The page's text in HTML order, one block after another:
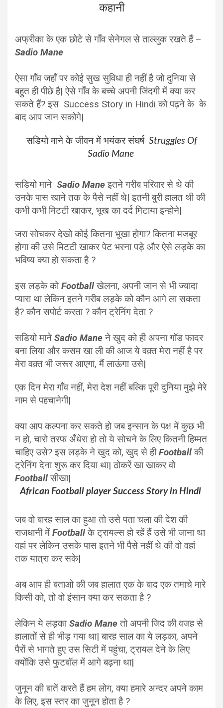
कहानी
अफ्रीका के एक छोटे से गाँव सेनेगल से ताल्लुक रखते हैं –
Sadio Mane
ऐसा गाँव जहाँ पर कोई सुख सुविधा ही नहीं है जो दुनिया से
बहुत ही पीछे है| ऐसे गाँव के बच्चे अपनी जिंदगी में क्या कर
सकते हैं?इस Success Story in Hindi को पढ़ने के के
बाद आप जान सकोगे|
सडियो माने के जीवन में भयंकर संघर्ष Struggles Of
Sadio Mane
सडियो माने Sadio Maneइतने गरीब परिवार से थे की
उनके पास खाने तक के पैसे नहीं थे| इतनी बुरी हालत थी की
कभी कभी मिटटी खाकर, भूख का दर्द मिटाया इन्होने|
जरा सोचकर देखो कोई कितना भूखा होगा? कितना मजबूर
होगा की उसे मिटटी खाकर पेट भरना पड़े और ऐसे लड़के का
भविष्य क्या हो सकता है ?
इस लड़के कोFootballखेलना, अपनी जान से भी ज्यादा
प्यारा था लेकिन इतने गरीब लड़के को कौन आगे ला सकता
है? कौन सपोर्ट करता ? कौन ट्रेनिंग देता ?
सडियो माने Sadio Maneने खुद को ही अपना गॉड फादर
बना लिया और कसम खा ली की आज ये वक़्त मेरा नहीं है पर
मेरा वक़्त भी जरूर आएगा, मैं लाऊंगा उसे|
एक दिन मेरा गाँव नहीं, मेरा देश नहीं बल्कि पूरी दुनिया मुझे मेरे
नाम से पहचानेगी|
क्या आप कल्पना कर सकते हो जब इन्सान के पक्ष में कुछ भी
न हो, चारो तरफ अँधेरा हो तो ये सोचने के लिए कितनी हिम्मत
चाहिए उसे?इस लड़के ने खुद को, खुद से हीFootballकी
ट्रेनिंग देना शुरू कर दिया था| ठोकरें खा खाकर वो
Footballसीखा|
African Football player Success Story in Hindi
जब वो बारह साल का हुआ तो उसे पता चला की देश की
राजधानी में Footballके ट्रायल्स हो रहें हैं उसे भी जाना था
वहां पर लेकिन उसके पास इतने भी पैसे नहीं थे की वो वहां
तक यात्रा कर सके|
अब आप ही बताओ की जब हालात एक के बाद एक तमाचे मारे
किसी को, तो वो इंसान क्या कर सकता है ?
लेकिन ये लड़काSadio Maneतो अपनी जिद की वजह से
हालातों से ही भीड़ गया था| बारह साल का ये लड़का, अपने
पैरों से भागते हुए उस सिटी में पहुंचा, ट्रायल देने के लिए
क्योंकि उसे फुटबॉल में आगे बढ़ना था|
जुनून की बातें करते हैं हम लोग, क्या हमारे अन्दर अपने काम
के लिए, इस स्तर का जुनून होता है ?